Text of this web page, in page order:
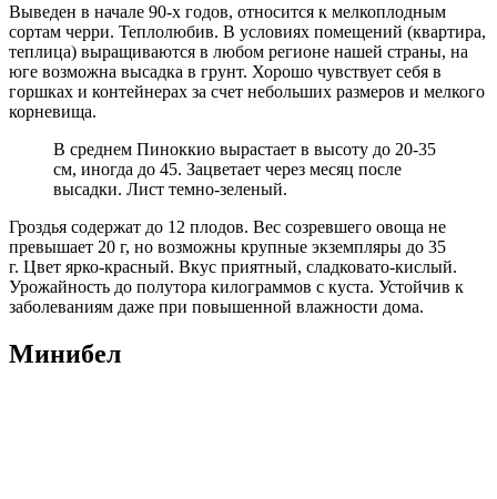
Выведен в начале 90-х годов, относится к мелкоплодным
сортам черри. Теплолюбив. В условиях помещений (квартира,
теплица) выращиваются в любом регионе нашей страны, на
юге возможна высадка в грунт. Хорошо чувствует себя в
горшках и контейнерах за счет небольших размеров и мелкого
корневища.
В среднем Пиноккио вырастает в высоту до 20-35
см, иногда до 45. Зацветает через месяц после
высадки. Лист темно-зеленый.
Гроздья содержат до 12 плодов. Вес созревшего овоща не
превышает 20 г, но возможны крупные экземпляры до 35
г. Цвет ярко-красный. Вкус приятный, сладковато-кислый.
Урожайность до полутора килограммов с куста. Устойчив к
заболеваниям даже при повышенной влажности дома.
Минибел